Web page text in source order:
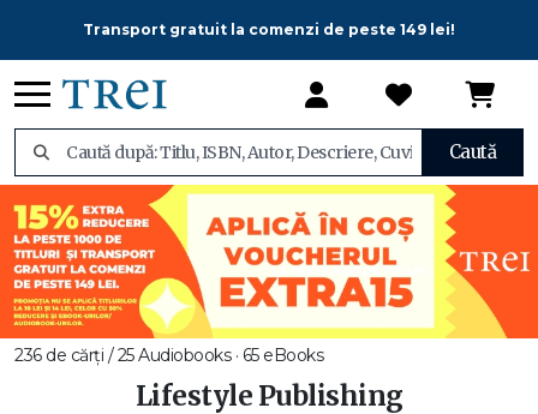
Transport gratuit la comenzi de peste 149 lei!
Caută
236 de cărți / 25 Audiobooks · 65 eBooks
Lifestyle Publishing